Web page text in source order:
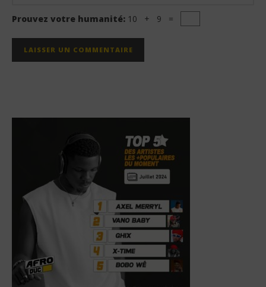
Prouvez votre humanité: 10 + 9 =